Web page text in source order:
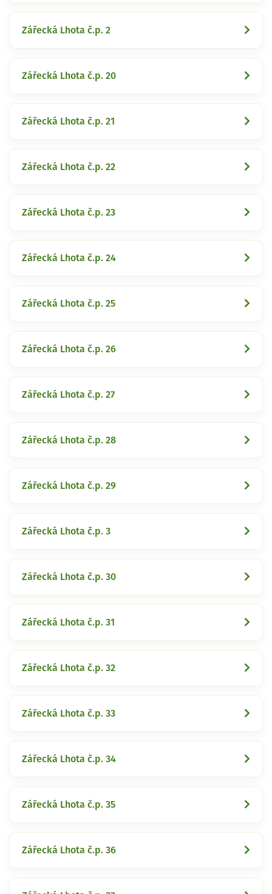
Zářecká Lhota č.p. 2
Zářecká Lhota č.p. 20
Zářecká Lhota č.p. 21
Zářecká Lhota č.p. 22
Zářecká Lhota č.p. 23
Zářecká Lhota č.p. 24
Zářecká Lhota č.p. 25
Zářecká Lhota č.p. 26
Zářecká Lhota č.p. 27
Zářecká Lhota č.p. 28
Zářecká Lhota č.p. 29
Zářecká Lhota č.p. 3
Zářecká Lhota č.p. 30
Zářecká Lhota č.p. 31
Zářecká Lhota č.p. 32
Zářecká Lhota č.p. 33
Zářecká Lhota č.p. 34
Zářecká Lhota č.p. 35
Zářecká Lhota č.p. 36